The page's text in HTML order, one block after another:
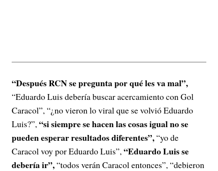
“Después RCN se pregunta por qué les va mal”,
“Eduardo Luis debería buscar acercamiento con Gol
Caracol”, “¿no vieron lo viral que se volvió Eduardo
Luis?”,“si siempre se hacen las cosas igual no se
pueden esperar resultados diferentes”,“yo de
Caracol voy por Eduardo Luis”,“Eduardo Luis se
debería ir”,“todos verán Caracol entonces”, “debieron